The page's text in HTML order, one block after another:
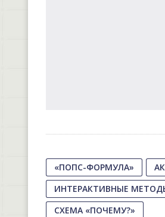
«ПОПС-ФОРМУЛА»
ИНТЕРАКТИВНЫЕ
СХЕМА «ПОЧЕМУ?»